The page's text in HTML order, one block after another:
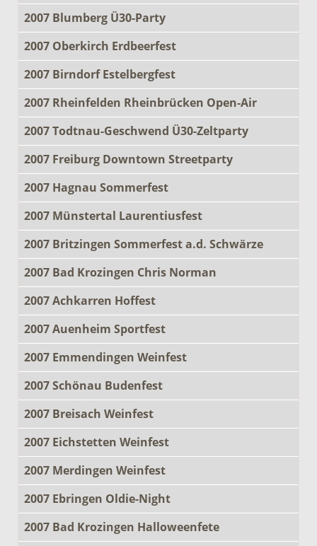
2007 Blumberg Ü30-Party
2007 Oberkirch Erdbeerfest
2007 Birndorf Estelbergfest
2007 Rheinfelden Rheinbrücken Open-Air
2007 Todtnau-Geschwend Ü30-Zeltparty
2007 Freiburg Downtown Streetparty
2007 Hagnau Sommerfest
2007 Münstertal Laurentiusfest
2007 Britzingen Sommerfest a.d. Schwärze
2007 Bad Krozingen Chris Norman
2007 Achkarren Hoffest
2007 Auenheim Sportfest
2007 Emmendingen Weinfest
2007 Schönau Budenfest
2007 Breisach Weinfest
2007 Eichstetten Weinfest
2007 Merdingen Weinfest
2007 Ebringen Oldie-Night
2007 Bad Krozingen Halloweenfete